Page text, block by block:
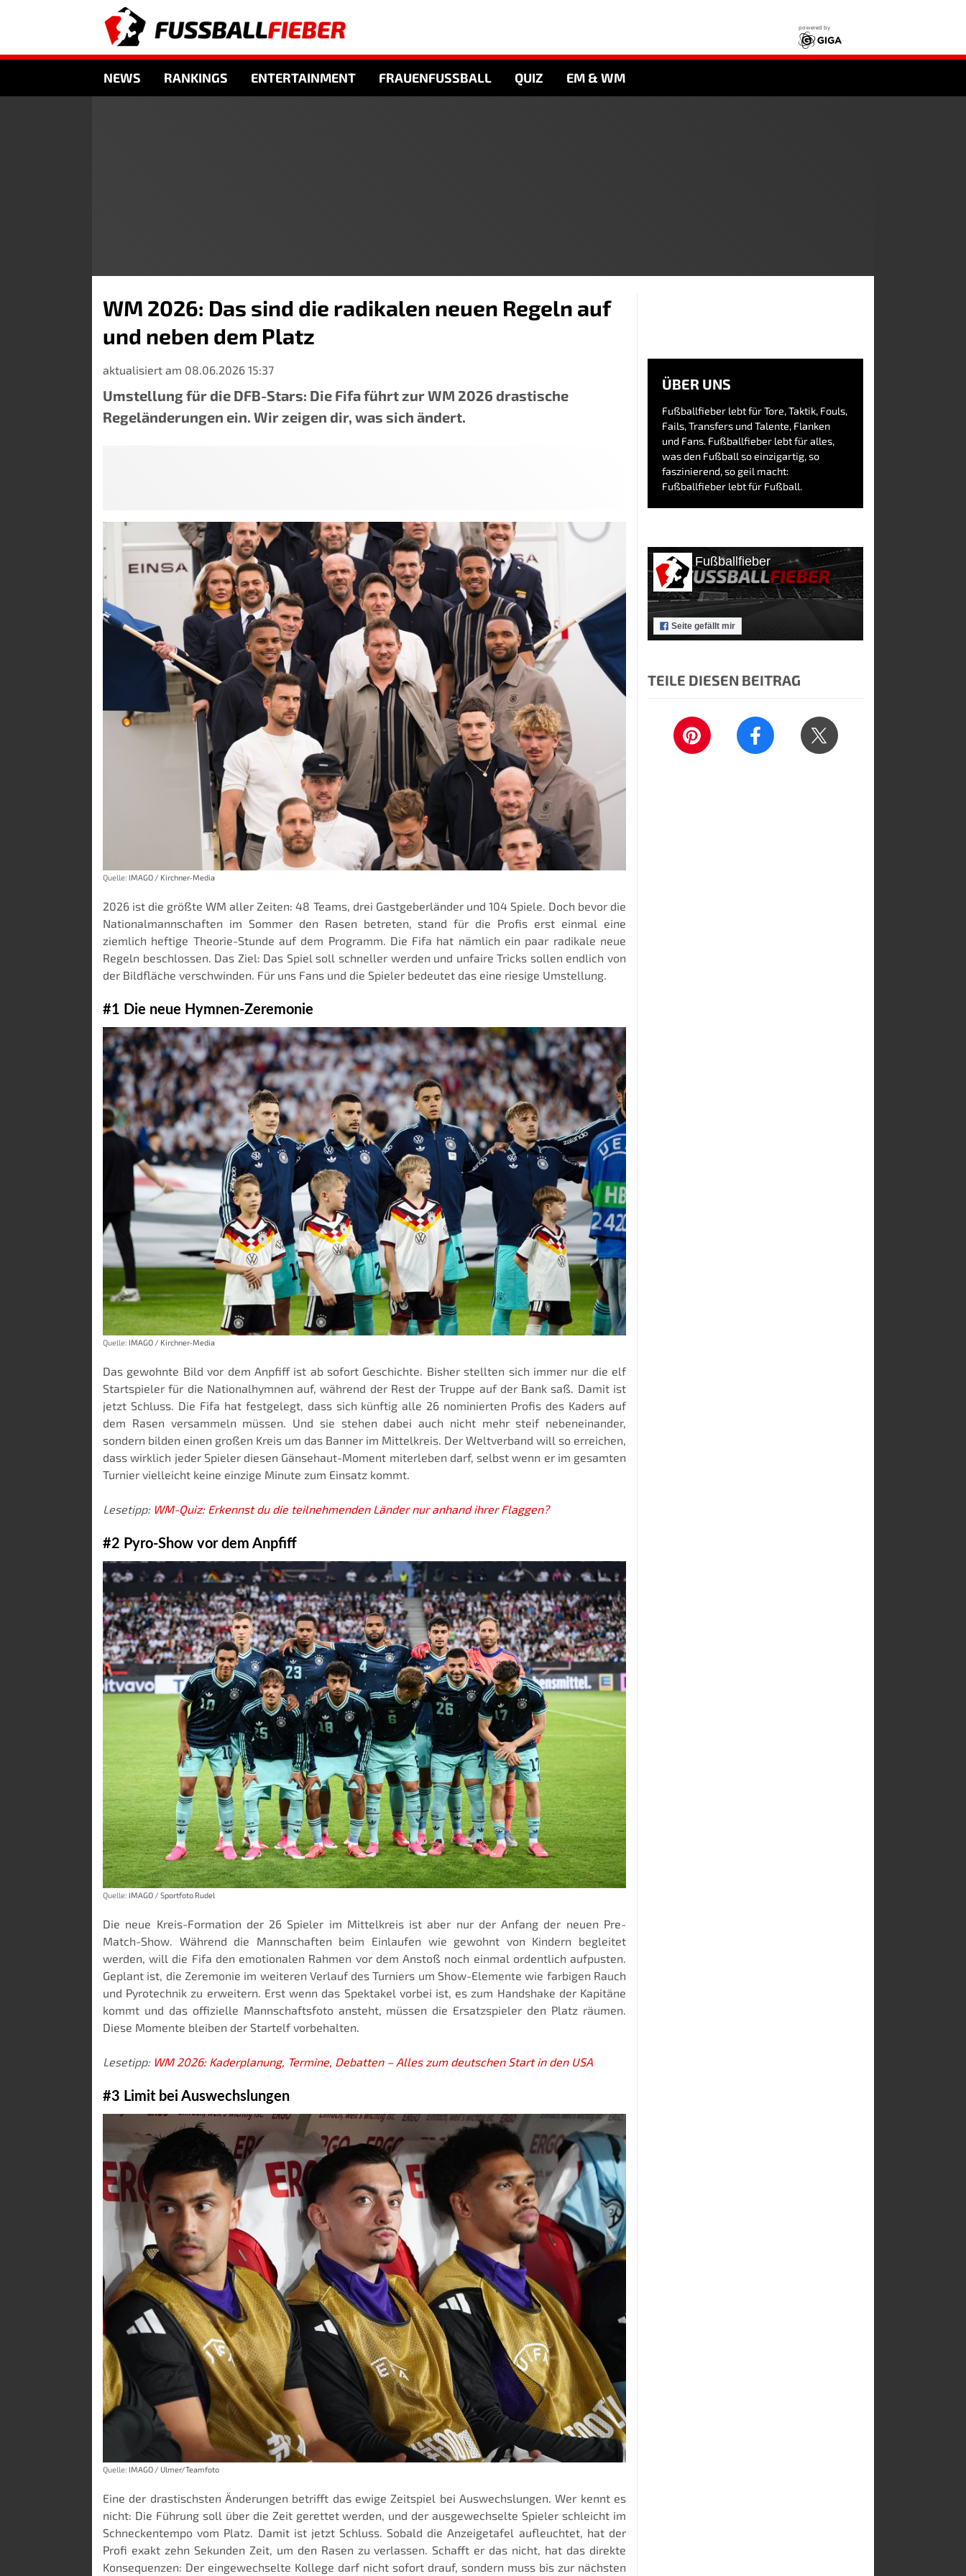
powered by
NEWS RANKINGS ENTERTAINMENT FRAUENFUSSBALL QUIZ EM & WM
WM 2026: Das sind die radikalen neuen Regeln auf
und neben dem Platz
aktualisiert am 08.06.2026 15:37
Umstellung für die DFB-Stars: Die Fifa führt zur WM 2026 drastische
Regeländerungen ein. Wir zeigen dir, was sich ändert.
Quelle: IMAGO / Kirchner-Media
2026 ist die größte WM aller Zeiten: 48 Teams, drei Gastgeberländer und 104 Spiele. Doch bevor die
Nationalmannschaften im Sommer den Rasen betreten, stand für die Profis erst einmal eine
ziemlich heftige Theorie-Stunde auf dem Programm. Die Fifa hat nämlich ein paar radikale neue
Regeln beschlossen. Das Ziel: Das Spiel soll schneller werden und unfaire Tricks sollen endlich von
der Bildfläche verschwinden. Für uns Fans und die Spieler bedeutet das eine riesige Umstellung.
#1 Die neue Hymnen-Zeremonie
Quelle: IMAGO / Kirchner-Media
Das gewohnte Bild vor dem Anpfiff ist ab sofort Geschichte. Bisher stellten sich immer nur die elf
Startspieler für die Nationalhymnen auf, während der Rest der Truppe auf der Bank saß. Damit ist
jetzt Schluss. Die Fifa hat festgelegt, dass sich künftig alle 26 nominierten Profis des Kaders auf
dem Rasen versammeln müssen. Und sie stehen dabei auch nicht mehr steif nebeneinander,
sondern bilden einen großen Kreis um das Banner im Mittelkreis. Der Weltverband will so erreichen,
dass wirklich jeder Spieler diesen Gänsehaut-Moment miterleben darf, selbst wenn er im gesamten
Turnier vielleicht keine einzige Minute zum Einsatz kommt.
Lesetipp: WM-Quiz: Erkennst du die teilnehmenden Länder nur anhand ihrer Flaggen?
#2 Pyro-Show vor dem Anpfiff
Quelle: IMAGO / Sportfoto Rudel
Die neue Kreis-Formation der 26 Spieler im Mittelkreis ist aber nur der Anfang der neuen Pre-
Match-Show. Während die Mannschaften beim Einlaufen wie gewohnt von Kindern begleitet
werden, will die Fifa den emotionalen Rahmen vor dem Anstoß noch einmal ordentlich aufpusten.
Geplant ist, die Zeremonie im weiteren Verlauf des Turniers um Show-Elemente wie farbigen Rauch
und Pyrotechnik zu erweitern. Erst wenn das Spektakel vorbei ist, es zum Handshake der Kapitäne
kommt und das offizielle Mannschaftsfoto ansteht, müssen die Ersatzspieler den Platz räumen.
Diese Momente bleiben der Startelf vorbehalten.
Lesetipp: WM 2026: Kaderplanung, Termine, Debatten – Alles zum deutschen Start in den USA
#3 Limit bei Auswechslungen
Quelle: IMAGO / Ulmer/Teamfoto
Eine der drastischsten Änderungen betrifft das ewige Zeitspiel bei Auswechslungen. Wer kennt es
nicht: Die Führung soll über die Zeit gerettet werden, und der ausgewechselte Spieler schleicht im
Schneckentempo vom Platz. Damit ist jetzt Schluss. Sobald die Anzeigetafel aufleuchtet, hat der
Profi exakt zehn Sekunden Zeit, um den Rasen zu verlassen. Schafft er das nicht, hat das direkte
Konsequenzen: Der eingewechselte Kollege darf nicht sofort drauf, sondern muss bis zur nächsten
ÜBER UNS
Fußballfieber lebt für Tore, Taktik, Fouls,
Fails, Transfers und Talente, Flanken
und Fans. Fußballfieber lebt für alles,
was den Fußball so einzigartig, so
faszinierend, so geil macht:
Fußballfieber lebt für Fußball.
Fußballfieber
Seite gefällt mir
TEILE DIESEN BEITRAG